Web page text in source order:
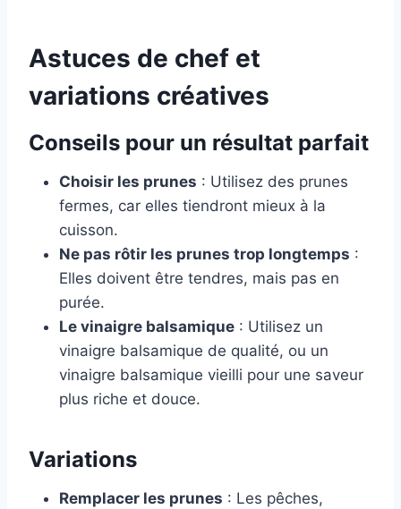
Astuces de chef et
variations créatives
Conseils pour un résultat parfait
Choisir les prunes : Utilisez des prunes
fermes, car elles tiendront mieux à la
cuisson.
Ne pas rôtir les prunes trop longtemps :
Elles doivent être tendres, mais pas en
purée.
Le vinaigre balsamique : Utilisez un
vinaigre balsamique de qualité, ou un
vinaigre balsamique vieilli pour une saveur
plus riche et douce.
Variations
Remplacer les prunes : Les pêches,